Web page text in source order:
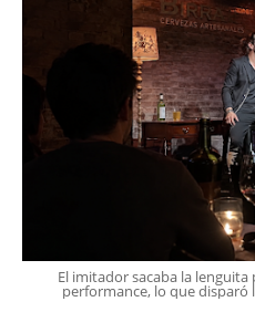
El imitador sacaba la
performance, lo que disparó